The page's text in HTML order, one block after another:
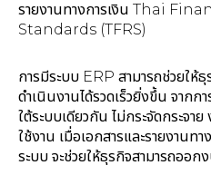
รายงานทางการเงิน Thai
Standards (TFRS)
การมีระบบ ERP สามารถช่วยให้
ดำเนินงานได้รวดเร็วยิ่งขึ้น จากก
ใต้ระบบเดียวกัน ไม่กระจัดกระจา
ใช้งาน เมื่อเอกสารและรายงานท
ระบบ จะช่วยให้ธุรกิจสามารถออก